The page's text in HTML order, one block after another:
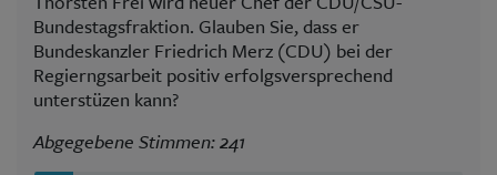
Bundestagsfraktion. Glauben Sie, dass er
Bundeskanzler Friedrich Merz (CDU) bei der
Regierngsarbeit positiv erfolgsversprechend
unterstüzen kann?
Abgegebene Stimmen: 241